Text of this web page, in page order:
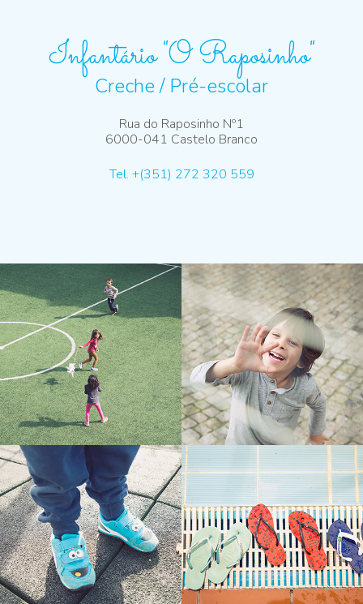
Infantário "O Raposinho"
Creche / Pré-escolar
Rua do Raposinho Nº1
6000-041 Castelo Branco
Tel. +(351) 272 320 559